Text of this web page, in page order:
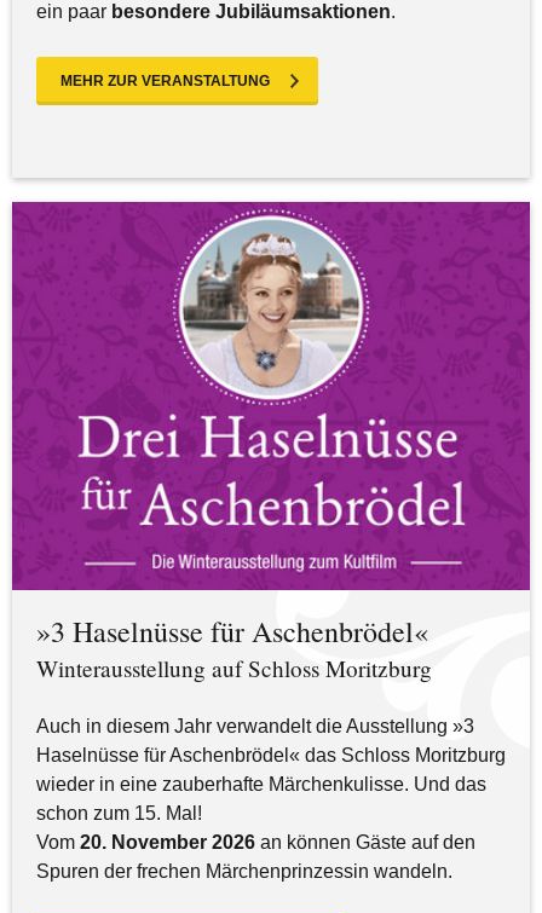
ein paar besondere Jubiläumsaktionen.
MEHR ZUR VERANSTALTUNG
»3 Haselnüsse für Aschenbrödel«
Winterausstellung auf Schloss Moritzburg
Auch in diesem Jahr verwandelt die Ausstellung »3
Haselnüsse für Aschenbrödel« das Schloss Moritzburg
wieder in eine zauberhafte Märchenkulisse. Und das
schon zum 15. Mal!
Vom 20. November 2026 an können Gäste auf den
Spuren der frechen Märchenprinzessin wandeln.